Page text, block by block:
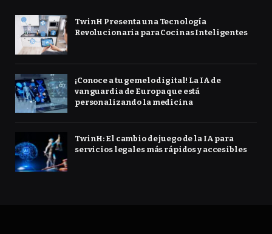
TwinH Presenta una Tecnología
Revolucionaria para Cocinas Inteligentes
¡Conoce a tu gemelo digital! La IA de
vanguardia de Europa que está
personalizando la medicina
TwinH: El cambio de juego de la IA para
servicios legales más rápidos y accesibles